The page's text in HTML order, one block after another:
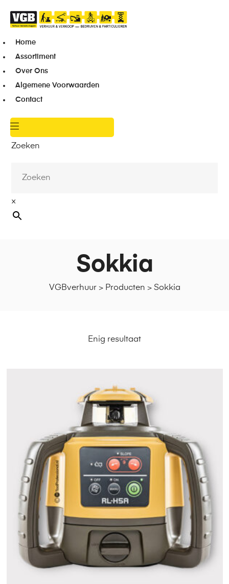
Home
Assortiment
Over Ons
Algemene Voorwaarden
Contact
Zoeken
×
VGBverhuur> Producten > Sokkia
Sokkia
Enig resultaat